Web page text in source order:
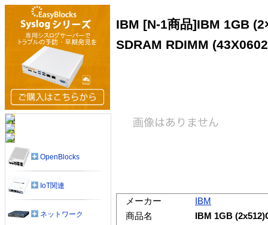
IBM [N-1商品]IBM 1GB
SDRAM RDIMM
メーカー
IBM
商品名
IBM 1GB
OpenBlocks
IoT関連
ネットワーク